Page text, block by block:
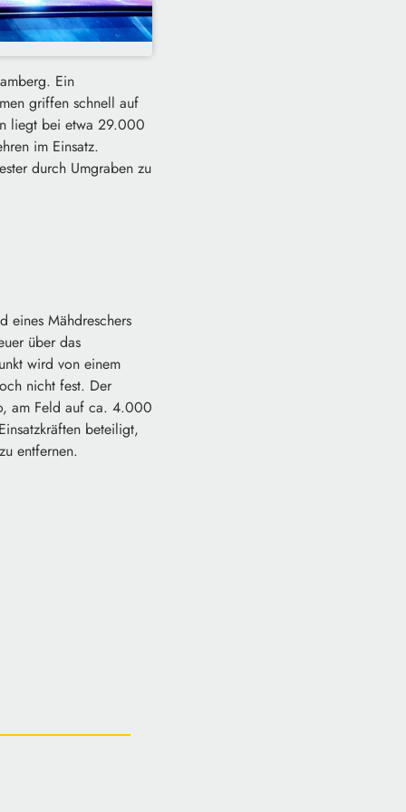
Ein
griffen schnell auf
liegt bei etwa 29.000
im Einsatz.
durch Umgraben zu
eines Mähdreschers
über das
wird von einem
nicht fest. Der
am Feld auf ca. 4.000
beteiligt,
entfernen.